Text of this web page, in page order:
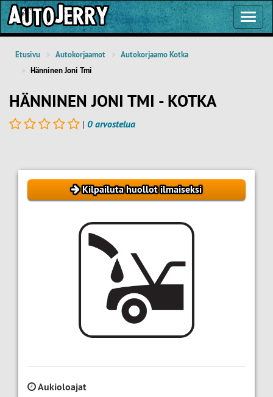
Etusivu Autokorjaamot
Autokorjaamo Kotka
Hänninen Joni Tmi
HÄNNINEN JONI TMI - KOTKA
| 0 arvostelua
Kilpailuta huollot ilmaiseksi
Aukioloajat